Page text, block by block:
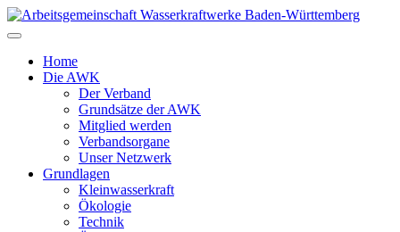
Zum
Inhalt
Home
Die AWK
Der Verband
Grundsätze der AWK
Mitglied werden
Verbandsorgane
Unser Netzwerk
Grundlagen
Kleinwasserkraft
Ökologie
Technik